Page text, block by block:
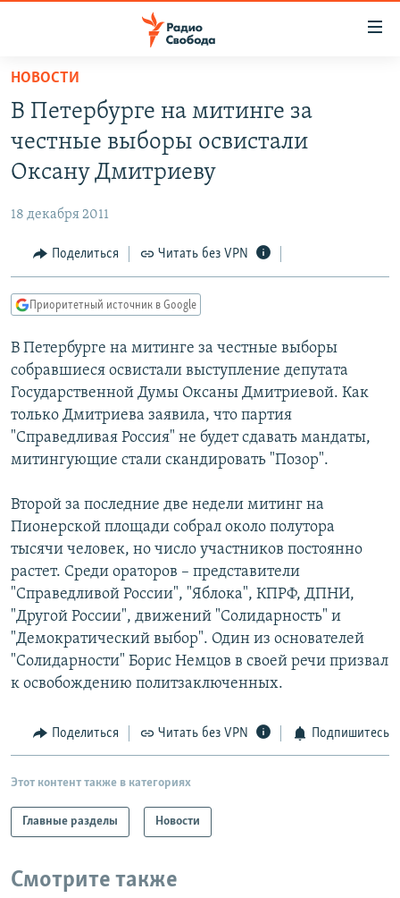
упрощенного
доступа
основному
Вернутся
Вернутся
поиску
ПРОГРАММЫ
ПОДКАСТЫ
АВТОРСКИЕ ПРОЕКТЫ
МНЕНИЯ
КУЛЬТУРА
КАВКАЗ.РЕАЛИИ
СЕВЕР.РЕАЛИИ
СИБИРЬ.РЕАЛИИ
РАСПИСАНИЕ ВЕЩАНИЯ
ПОДПИШИТЕСЬ НА РАССЫЛКУ
СОЦИАЛЬНЫЕ СЕТИ
Все сайты РСЕ/РС
НОВОСТИ
В Петербурге на митинге за
честные выборы освистали
Оксану Дмитриеву
18 декабря 2011
Поделиться Читать без VPN
Приоритетный источник в Google
В Петербурге на митинге за честные выборы
собравшиеся освистали выступление депутата
Государственной Думы Оксаны Дмитриевой. Как
только Дмитриева заявила, что партия
"Справедливая Россия" не будет сдавать мандаты,
митингующие стали скандировать "Позор".
Второй за последние две недели митинг на
Пионерской площади собрал около полутора
тысячи человек, но число участников постоянно
растет. Среди ораторов – представители
"Справедливой России", "Яблока", КПРФ, ДПНИ,
"Другой России", движений "Солидарность" и
"Демократический выбор". Один из основателей
"Солидарности" Борис Немцов в своей речи призвал
к освобождению политзаключенных.
Поделиться Читать без VPN Подпишитесь
Этот контент также в категориях
Главные разделы Новости
Смотрите также